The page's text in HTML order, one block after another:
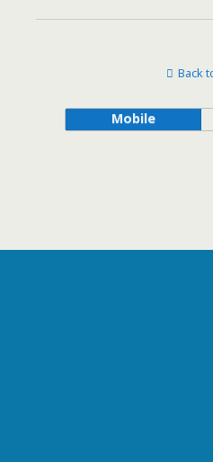
Back
Mobile